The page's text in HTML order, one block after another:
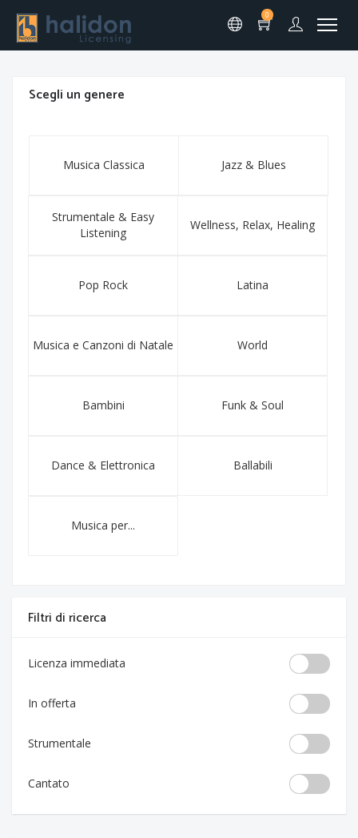
0
Scegli un genere
Musica Classica Jazz & Blues
Strumentale & Easy
Listening
Wellness, Relax, Healing
Pop Rock Latina
Musica e Canzoni di Natale World
Bambini Funk & Soul
Dance & Elettronica Ballabili
Musica per...
Filtri di ricerca
Licenza immediata
In offerta
Strumentale
Cantato